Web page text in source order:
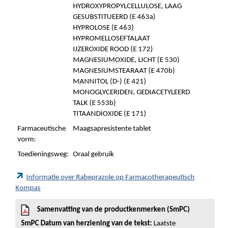
HYDROXYPROPYLCELLULOSE, LAAG
GESUBSTITUEERD (E 463a)
HYPROLOSE (E 463)
HYPROMELLOSEFTALAAT
IJZEROXIDE ROOD (E 172)
MAGNESIUMOXIDE, LICHT (E 530)
MAGNESIUMSTEARAAT (E 470b)
MANNITOL (D-) (E 421)
MONOGLYCERIDEN, GEDIACETYLEERD
TALK (E 553b)
TITAANDIOXIDE (E 171)
Farmaceutische
vorm:
Maagsapresistente tablet
Toedieningsweg: Oraal gebruik
Informatie over Rabeprazole op Farmacotherapeutisch
Kompas
Samenvatting van de productkenmerken (SmPC)
SmPC Datum van herziening van de tekst: Laatste